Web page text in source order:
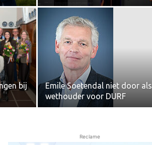
bij
Emile Soetendal niet door als
wethouder voor DURF
Reclame